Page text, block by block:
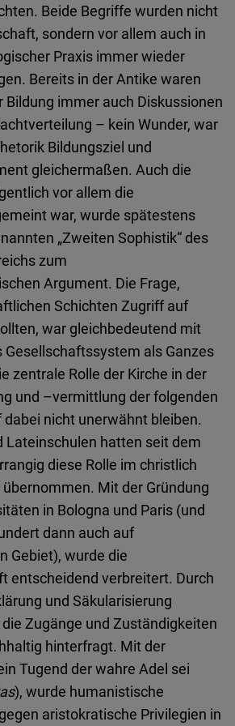
Beide Begriffe wurden nicht
sondern vor allem auch in
Praxis immer wieder
Bereits in der Antike waren
Bildung immer auch Diskussionen
– kein Wunder, war
Bildungsziel und
gleichermaßen. Auch die
vor allem die
war, wurde spätestens
„Zweiten Sophistik“ des
zum
Argument. Die Frage,
Schichten Zugriff auf
war gleichbedeutend mit
Gesellschaftssystem als Ganzes
zentrale Rolle der Kirche in der
und –vermittlung der folgenden
nicht unerwähnt bleiben.
Lateinschulen hatten seit dem
diese Rolle im christlich
Mit der Gründung
in Bologna und Paris (und
dann auch auf
Gebiet), wurde die
entscheidend verbreitert. Durch
und Säkularisierung
Zugänge und Zuständigkeiten
hinterfragt. Mit der
Tugend der wahre Adel sei
), wurde humanistische
aristokratische Privilegien in